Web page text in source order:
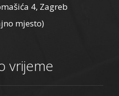
4, Zagreb
mjesto)
vrijeme